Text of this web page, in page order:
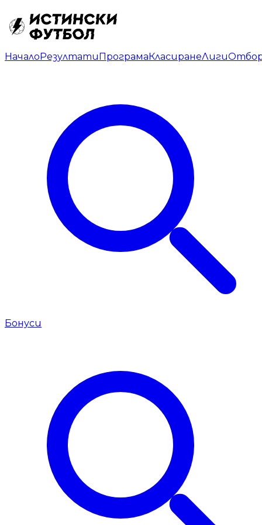
НачалоРезултатиПрограмаКласиранеЛиги
Бонуси